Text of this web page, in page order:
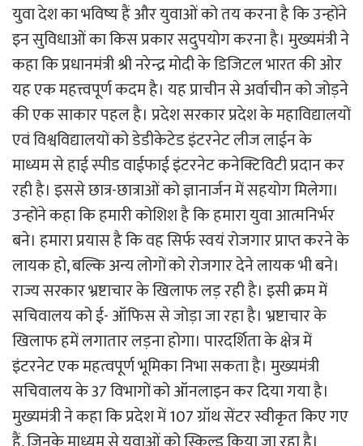
युवा देश का भविष्य हैं और युवाओं को तय करना है कि उन्होंने
इन सुविधाओं का किस प्रकार सदुपयोग करना है। मुख्यमंत्री ने
कहा कि प्रधानमंत्री श्री नरेन्द्र मोदी के डिजिटल भारत की ओर
यह एक महत्त्वपूर्ण कदम है। यह प्राचीन से अर्वाचीन को जोड़ने
की एक साकार पहल है। प्रदेश सरकार प्रदेश के महाविद्यालयों
एवं विश्वविद्यालयों को डेडीकेटेड इंटरनेट लीज लाईन के
माध्यम से हाई स्पीड वाईफाई इंटरनेट कनेक्टिविटी प्रदान कर
रही है। इससे छात्र-छात्राओं को ज्ञानार्जन में सहयोग मिलेगा।
उन्होंने कहा कि हमारी कोशिश है कि हमारा युवा आत्मनिर्भर
बने। हमारा प्रयास है कि वह सिर्फ स्वयं रोजगार प्राप्त करने के
लायक हो, बल्कि अन्य लोगों को रोजगार देने लायक भी बने।
राज्य सरकार भ्रष्टाचार के खिलाफ लड़ रही है। इसी क्रम में
सचिवालय को ई- ऑफिस से जोड़ा जा रहा है। भ्रष्टाचार के
खिलाफ हमें लगातार लड़ना होगा। पारदर्शिता के क्षेत्र में
इंटरनेट एक महत्वपूर्ण भूमिका निभा सकता है। मुख्यमंत्री
सचिवालय के 37 विभागों को ऑनलाइन कर दिया गया है।
मुख्यमंत्री ने कहा कि प्रदेश में 107 ग्रॉथ सेंटर स्वीकृत किए गए